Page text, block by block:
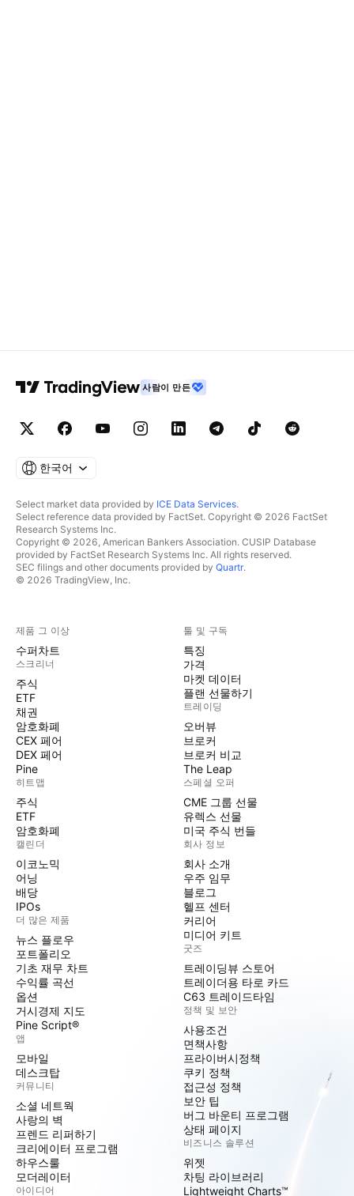
사람이 만든
한국어
Select market data provided by ICE Data Services.
Select reference data provided by FactSet. Copyright © 2026 FactSet
Research Systems Inc.
Copyright © 2026, American Bankers Association. CUSIP Database
provided by FactSet Research Systems Inc. All rights reserved.
SEC filings and other documents provided by Quartr.
© 2026 TradingView, Inc.
제품 그 이상
수퍼차트
스크리너
주식
ETF
채권
암호화폐
CEX 페어
DEX 페어
Pine
히트맵
주식
ETF
암호화폐
캘린더
이코노믹
어닝
배당
IPOs
더 많은 제품
뉴스 플로우
포트폴리오
기초 재무 차트
수익률 곡선
옵션
거시경제 지도
Pine Script®
앱
모바일
데스크탑
커뮤니티
소셜 네트웍
사랑의 벽
프렌드 리퍼하기
크리에이터 프로그램
하우스룰
모더레이터
아이디어
툴 및 구독
특징
가격
마켓 데이터
플랜 선물하기
트레이딩
오버뷰
브로커
브로커 비교
The Leap
스페셜 오퍼
CME 그룹 선물
유렉스 선물
미국 주식 번들
회사 정보
회사 소개
우주 임무
블로그
헬프 센터
커리어
미디어 키트
굿즈
트레이딩뷰 스토어
트레이더용 타로 카드
C63 트레이드타임
정책 및 보안
사용조건
면책사항
프라이버시정책
쿠키 정책
접근성 정책
보안 팁
버그 바운티 프로그램
상태 페이지
비즈니스 솔루션
위젯
차팅 라이브러리
Lightweight Charts™